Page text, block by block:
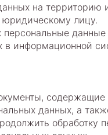
на территорию
юридическому лицу.
информационной
содержащие
данных, а
обработку